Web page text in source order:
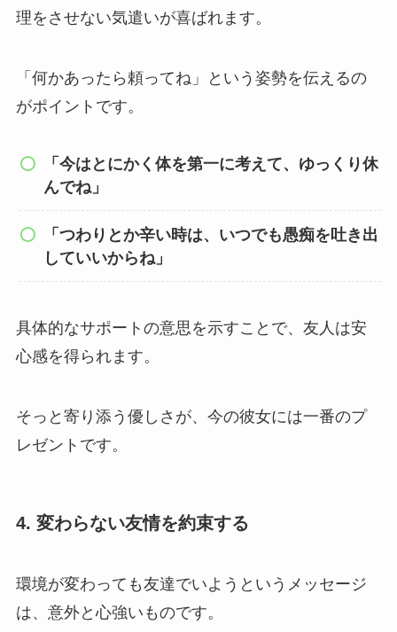
理をさせない気遣いが喜ばれます。
「何かあったら頼ってね」という姿勢を伝えるの
がポイントです。
「今はとにかく体を第一に考えて、ゆっくり休
んでね」
「つわりとか辛い時は、いつでも愚痴を吐き出
していいからね」
具体的なサポートの意思を示すことで、友人は安
心感を得られます。
そっと寄り添う優しさが、今の彼女には一番のプ
レゼントです。
4. 変わらない友情を約束する
環境が変わっても友達でいようというメッセージ
は、意外と心強いものです。